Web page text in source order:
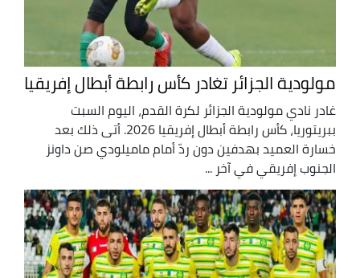
مولودية الجزائر تغادر كأس رابطة أبطال إفريقيا
غادر نادي مولودية الجزائر لكرة القدم، اليوم السبت
ببريتوريا، كأس رابطة أبطال إفريقيا 2026. أتى ذلك بعد
خسارة العميد بهدفين دون ردّ أمام ماميلودي صن داونز
الجنوب إفريقي في آخر ...